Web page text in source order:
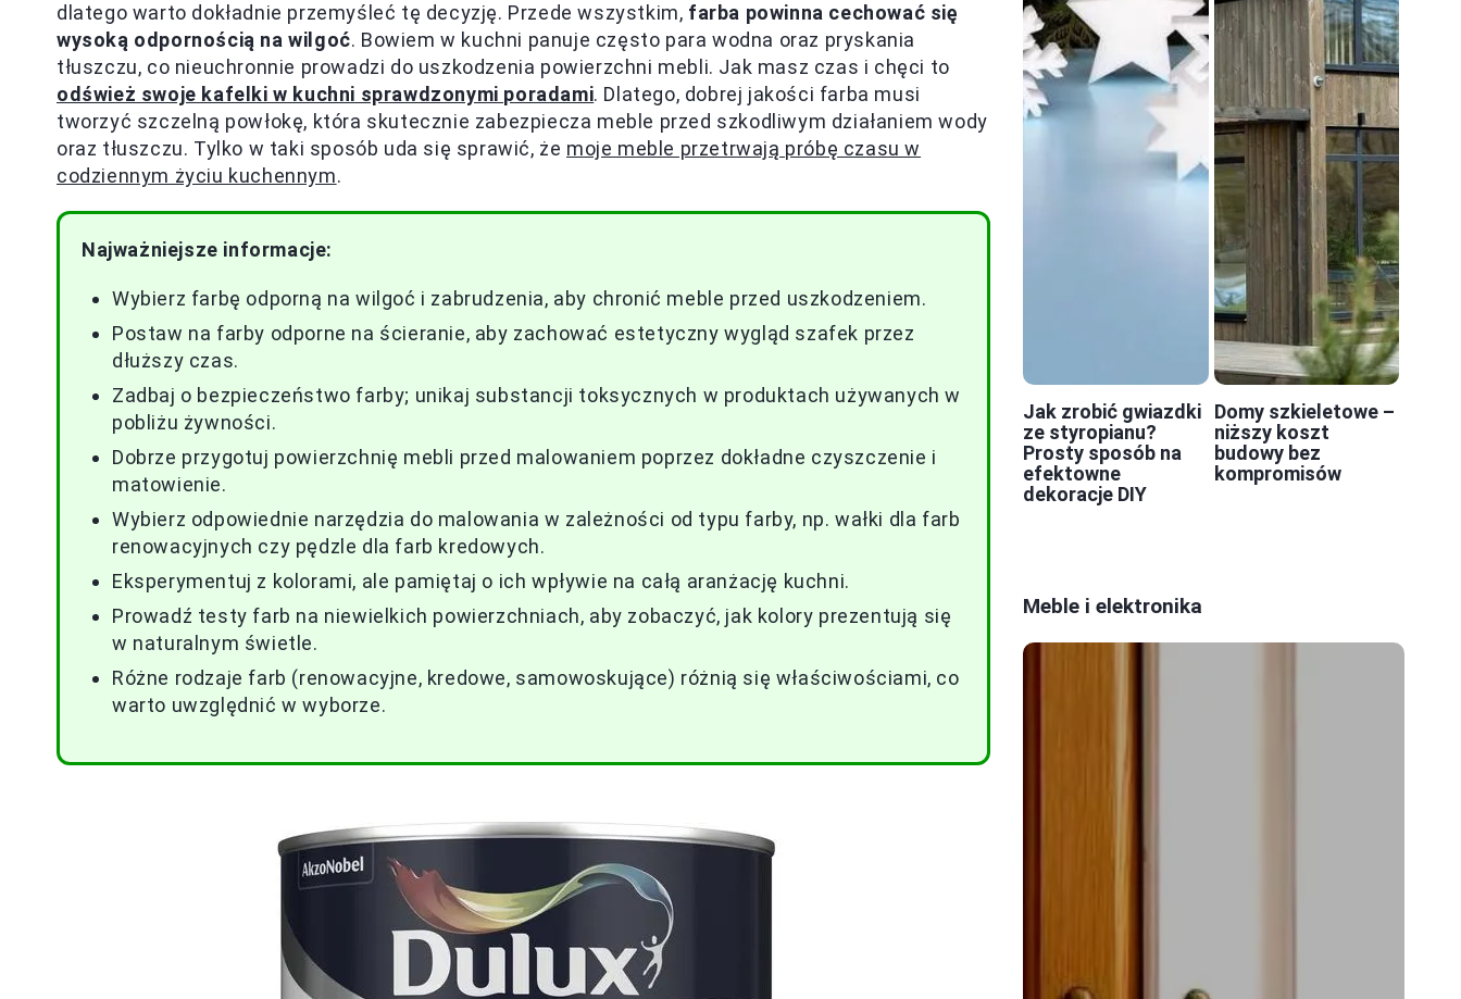
dlatego warto dokładnie przemyśleć tę decyzję. Przede wszystkim, farba powinna cechować się
wysoką odpornością na wilgoć. Bowiem w kuchni panuje często para wodna oraz pryskania
tłuszczu, co nieuchronnie prowadzi do uszkodzenia powierzchni mebli. Jak masz czas i chęci to
odśwież swoje kafelki w kuchni sprawdzonymi poradami. Dlatego, dobrej jakości farba musi
tworzyć szczelną powłokę, która skutecznie zabezpiecza meble przed szkodliwym działaniem wody
oraz tłuszczu. Tylko w taki sposób uda się sprawić, że moje meble przetrwają próbę czasu w
codziennym życiu kuchennym.
Najważniejsze informacje:
Wybierz farbę odporną na wilgoć i zabrudzenia, aby chronić meble przed uszkodzeniem.
Postaw na farby odporne na ścieranie, aby zachować estetyczny wygląd szafek przez
dłuższy czas.
Zadbaj o bezpieczeństwo farby; unikaj substancji toksycznych w produktach używanych w
pobliżu żywności.
Dobrze przygotuj powierzchnię mebli przed malowaniem poprzez dokładne czyszczenie i
matowienie.
Wybierz odpowiednie narzędzia do malowania w zależności od typu farby, np. wałki dla farb
renowacyjnych czy pędzle dla farb kredowych.
Eksperymentuj z kolorami, ale pamiętaj o ich wpływie na całą aranżację kuchni.
Prowadź testy farb na niewielkich powierzchniach, aby zobaczyć, jak kolory prezentują się
w naturalnym świetle.
Różne rodzaje farb (renowacyjne, kredowe, samowoskujące) różnią się właściwościami, co
warto uwzględnić w wyborze.
Jak zrobić gwiazdki
ze styropianu?
Prosty sposób na
efektowne
dekoracje DIY
Domy szkieletowe –
niższy koszt
budowy bez
kompromisów
Meble i elektronika